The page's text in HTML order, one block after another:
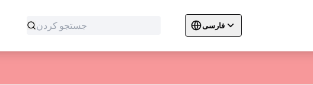
فارسی
Sprache wählen